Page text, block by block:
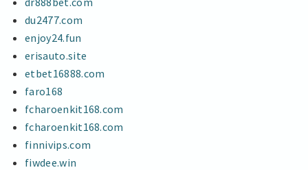
du2477.com
enjoy24.fun
erisauto.site
etbet16888.com
faro168
fcharoenkit168.com
fcharoenkit168.com
finnivips.com
fiwdee.win